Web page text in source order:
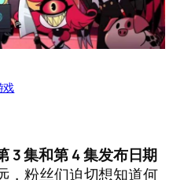
戏
3 集和第 4 集发布日期
，粉丝们迫切想知道何